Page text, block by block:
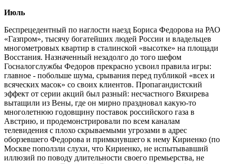
Июль
Беспрецедентный по наглости наезд Бориса Федорова на РАО
«Газпром», тысячу богатейших людей России и владельцев
многометровых квартир в сталинской «высотке» на площади
Восстания. Назначенный незадолго до того шефом
Госналогслужбы Федоров прекрасно усвоил правила игры:
главное - побольше шума, срывания перед публикой «всех и
всяческих масок» со своих клиентов. Пропагандистский
эффект от серии акций был разный: несчастного Вяхирева
вытащили из Вены, где он мирно праздновал какую-то
многолетнюю годовщину поставок российского газа в
Австрию, и продемонстрировали по всем каналам
телевидения с плохо скрываемыми угрозами в адрес
оборзевшего Федорова и примкнувшего к нему Кириенко (по
Москве поползли слухи, что Кириенко, не испытывавший
иллюзий по поводу длительности своего премьерства, не